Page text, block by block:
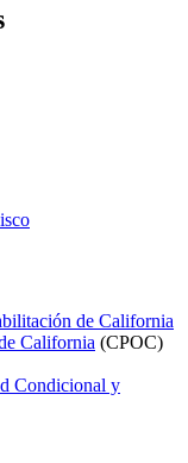
de California
California (CPOC)
Condicional y